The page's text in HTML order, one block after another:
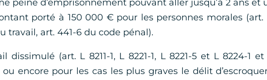
peine d’emprisonnement pouvant aller jusqu’à 2 ans et
porté à 150 000 € pour les personnes morales (art.
travail, art. 441-6 du code pénal).
dissimulé (art. L 8211-1, L 8221-1, L 8221-5 et L 8224-1
encore pour les cas les plus graves le délit